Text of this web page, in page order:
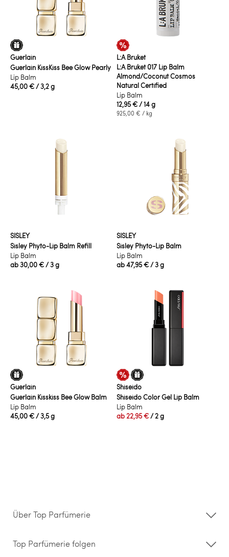
Guerlain
Guerlain KissKiss Bee Glow Pearly
Lip Balm
45,00 €/ 3,2 g
L:A Bruket
L:A Bruket 017 Lip Balm
Almond/Coconut Cosmos
Natural Certified
Lip Balm
12,95 €/ 14 g
925,00 € / kg
SISLEY
Sisley Phyto-Lip Balm Refill
Lip Balm
ab30,00 €/ 3 g
SISLEY
Sisley Phyto-Lip Balm
Lip Balm
ab47,95 €/ 3 g
Guerlain
Guerlain Kisskiss Bee Glow Balm
Lip Balm
45,00 €/ 3,5 g
Shiseido
Shiseido Color Gel Lip Balm
Lip Balm
ab22,95 €/ 2 g
Über Top Parfümerie
Storefinder
Kontakt
Top Parfümerie folgen